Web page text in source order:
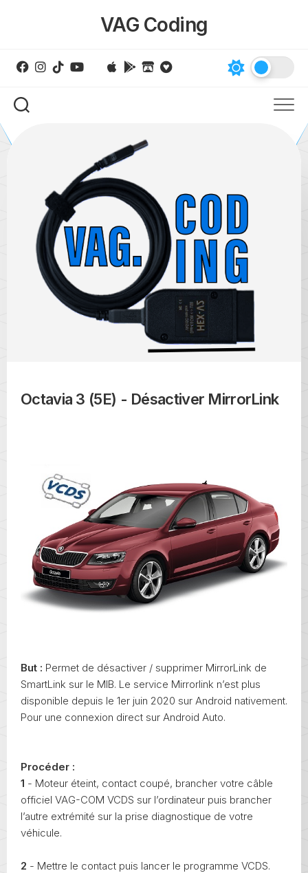
VAG Coding
Octavia 3 (5E) - Désactiver MirrorLink
But : Permet de désactiver / supprimer MirrorLink de
SmartLink sur le MIB. Le service Mirrorlink n’est plus
disponible depuis le 1er juin 2020 sur Android nativement.
Pour une connexion direct sur Android Auto.
Procéder :
1 - Moteur éteint, contact coupé, brancher votre câble
officiel VAG-COM VCDS sur l’ordinateur puis brancher
l’autre extrémité sur la prise diagnostique de votre
véhicule.
2 - Mettre le contact puis lancer le programme VCDS.